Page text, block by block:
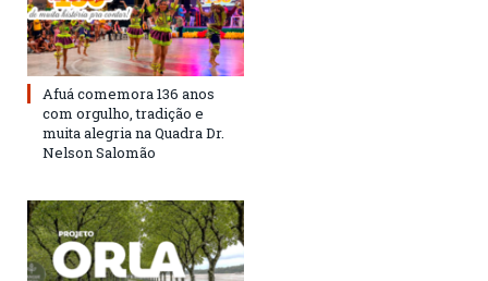
Afuá comemora 136 anos
com orgulho, tradição e
muita alegria na Quadra Dr.
Nelson Salomão